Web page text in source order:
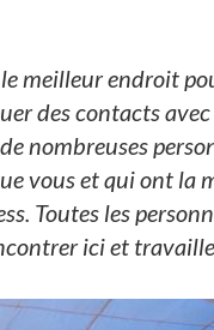
meilleur endroit
des contacts avec
nombreuses
vous et qui ont la
Toutes les
ici et